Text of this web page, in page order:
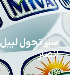
انصار